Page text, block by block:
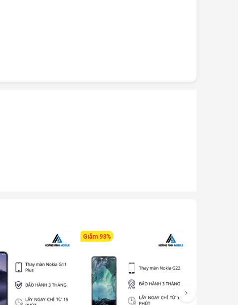
Giảm 93%